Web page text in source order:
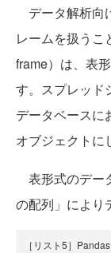
データ解析向
レームを扱うこ
frame）は、表
す。スプレッド
データベースに
オブジェクトに
表形式のデー
の配列」により
［リスト5］